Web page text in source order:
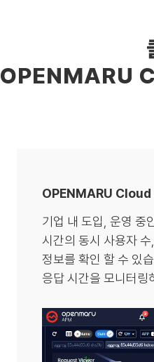
OPENMARU
OPENMARU
기업 내 도입, 운영 중
시간의 동시 사용자
정보를 확인 할 수 있
응답 시간을 모니터링